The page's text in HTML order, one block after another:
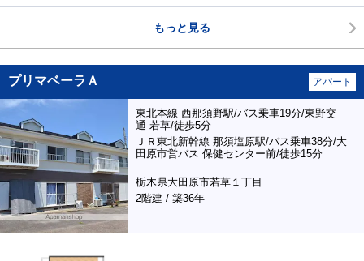
もっと見る
プリマベーラＡ アパート
東北本線 西那須野駅/バス乗車19分/東野交
通 若草/徒歩5分
ＪＲ東北新幹線 那須塩原駅/バス乗車38分/大
田原市営バス 保健センター前/徒歩15分
栃木県大田原市若草１丁目
2階建 / 築36年